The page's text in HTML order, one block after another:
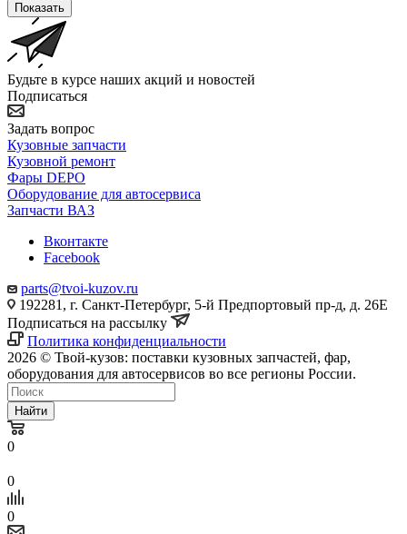
Показать
Будьте в курсе наших акций и новостей
Подписаться
Задать вопрос
Кузовные запчасти
Кузовной ремонт
Фары DEPO
Оборудование для автосервиса
Запчасти ВАЗ
Вконтакте
Facebook
parts@tvoi-kuzov.ru
192281, г. Санкт-Петербург, 5-й Предпортовый пр-д, д. 26Е
Подписаться на рассылку
Политика конфиденциальности
2026 © Твой-кузов: поставки кузовных запчастей, фар,
оборудования для автосервисов во все регионы России.
Найти
0
0
0